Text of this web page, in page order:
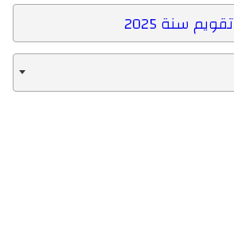
تقويم سنة 2025